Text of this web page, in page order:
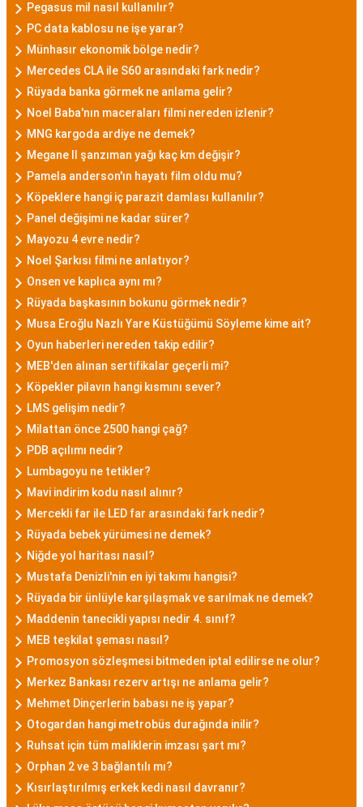
Pegasus mil nasıl kullanılır?
PC data kablosu ne işe yarar?
Münhasır ekonomik bölge nedir?
Mercedes CLA ile S60 arasındaki fark nedir?
Rüyada banka görmek ne anlama gelir?
Noel Baba'nın maceraları filmi nereden izlenir?
MNG kargoda ardiye ne demek?
Megane II şanzıman yağı kaç km değişir?
Pamela anderson'ın hayatı film oldu mu?
Köpeklere hangi iç parazit damlası kullanılır?
Panel değişimi ne kadar sürer?
Mayozu 4 evre nedir?
Noel Şarkısı filmi ne anlatıyor?
Onsen ve kaplıca aynı mı?
Rüyada başkasının bokunu görmek nedir?
Musa Eroğlu Nazlı Yare Küstüğümü Söyleme kime ait?
Oyun haberleri nereden takip edilir?
MEB'den alınan sertifikalar geçerli mi?
Köpekler pilavın hangi kısmını sever?
LMS gelişim nedir?
Milattan önce 2500 hangi çağ?
PDB açılımı nedir?
Lumbagoyu ne tetikler?
Mavi indirim kodu nasıl alınır?
Mercekli far ile LED far arasındaki fark nedir?
Rüyada bebek yürümesi ne demek?
Niğde yol haritası nasıl?
Mustafa Denizli'nin en iyi takımı hangisi?
Rüyada bir ünlüyle karşılaşmak ve sarılmak ne demek?
Maddenin tanecikli yapısı nedir 4. sınıf?
MEB teşkilat şeması nasıl?
Promosyon sözleşmesi bitmeden iptal edilirse ne olur?
Merkez Bankası rezerv artışı ne anlama gelir?
Mehmet Dinçerlerin babası ne iş yapar?
Otogardan hangi metrobüs durağında inilir?
Ruhsat için tüm maliklerin imzası şart mı?
Orphan 2 ve 3 bağlantılı mı?
Kısırlaştırılmış erkek kedi nasıl davranır?